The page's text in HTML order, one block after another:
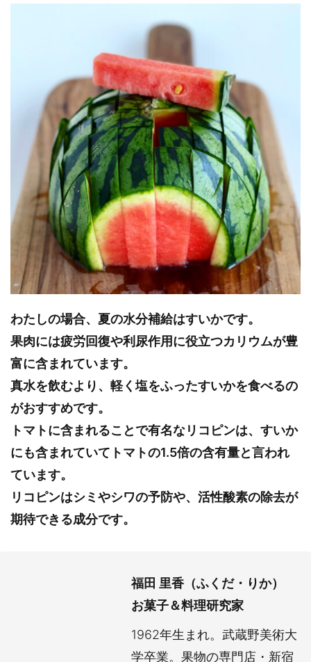
わたしの場合、夏の水分補給はすいかです。
果肉には疲労回復や利尿作用に役立つカリウムが豊
富に含まれています。
真水を飲むより、軽く塩をふったすいかを食べるの
がおすすめです。
トマトに含まれることで有名なリコピンは、すいか
にも含まれていてトマトの1.5倍の含有量と言われ
ています。
リコピンはシミやシワの予防や、活性酸素の除去が
期待できる成分です。
福田 里香（ふくだ・りか）
お菓子＆料理研究家
1962年生まれ。武蔵野美術大
学卒業。果物の専門店・新宿